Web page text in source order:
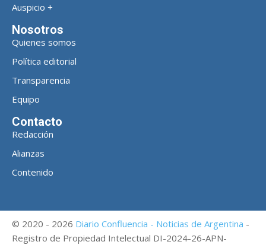
Auspicio +
Nosotros
Quienes somos
Política editorial
Transparencia
Equipo
Contacto
Redacción
Alianzas
Contenido
© 2020 - 2026 Diario Confluencia - Noticias de Argentina -
Registro de Propiedad Intelectual DI-2024-26-APN-